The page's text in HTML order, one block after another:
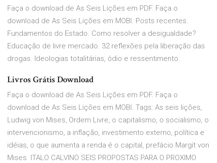
Faça o download de As Seis Lições em PDF. Faça o
download de As Seis Lições em MOBI. Posts recentes.
Fundamentos do Estado. Como resolver a desigualdade?
Educação de livre mercado. 32 reflexões pela liberação das
drogas. Ideologias totalitárias, ódio e ressentimento.
Livros Grátis Download
Faça o download de As Seis Lições em PDF. Faça o
download de As Seis Lições em MOBI. Tags: As seis lições,
Ludwig von Mises, Ordem Livre, o capitalismo, o socialismo, o
intervencionismo, a inflação, investimento externo, política e
idéias, o que aumenta a renda é o capital, prefácio Margít von
Mises. ITALO CALVINO SEIS PROPOSTAS PARA O PROXIMO